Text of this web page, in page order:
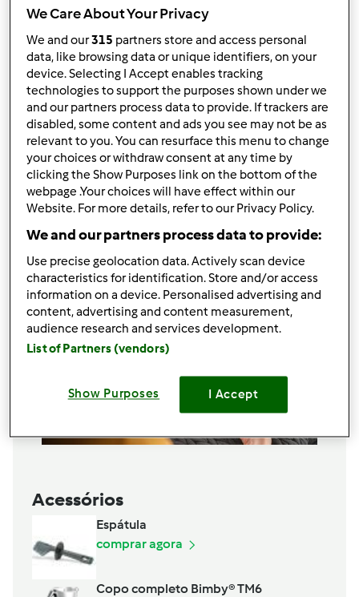
Ingredientes
Papas de aveia
25gflocos de aveia integrais
200
leite de soja
1pedaçocasca de limão
q.b.canela em pó
Adicionar à lista de compras
Acessórios
Espátula
comprar agora
Copo completo Bimby® TM6
We Care About Your Privacy
We and our315 partners store and access personal
data, like browsing data or unique identifiers, on your
device. Selecting I Accept enables tracking
technologies to support the purposes shown under we
and our partners process data to provide. If trackers are
disabled, some content and ads you see may not be as
relevant to you. You can resurface this menu to change
your choices or withdraw consent at any time by
clicking the Show Purposes link on the bottom of the
webpage .Your choices will have effect within our
Website. For more details, refer to our Privacy Policy.
We and our partners process data to provide:
Use precise geolocation data. Actively scan device
characteristics for identification. Store and/or access
information on a device. Personalised advertising and
content, advertising and content measurement,
audience research and services development.
List of Partners (vendors)
Show Purposes I Accept